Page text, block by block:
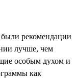
рекомендации
лучше, чем
особым духом и
как